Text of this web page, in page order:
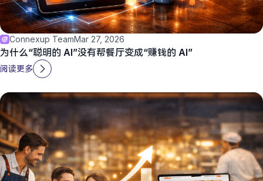
Connexup TeamMar 27, 2026
为什么“聪明的 AI”没有帮餐厅变成“赚钱的 AI”
阅读更多